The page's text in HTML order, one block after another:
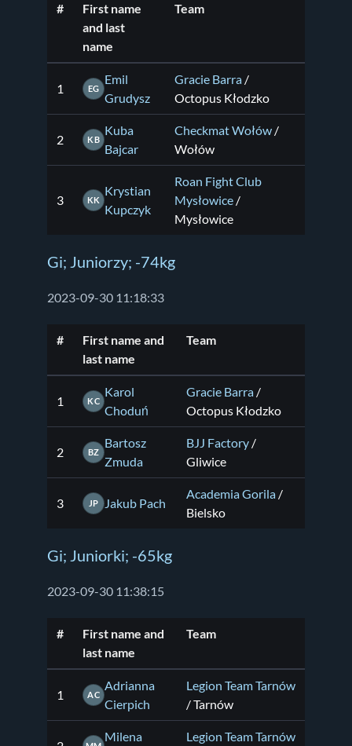
#
First name
and last
name
Team
1 EG
Emil
Grudysz
Gracie Barra /
Octopus Kłodzko
2 KB
Kuba
Bajcar
Checkmat Wołów /
Wołów
3 KK
Krystian
Kupczyk
Roan Fight Club
Mysłowice /
Mysłowice
Gi; Juniorzy; -74kg
2023-09-30 11:18:33
#
First name and
last name
Team
1 KC
Karol
Choduń
Gracie Barra /
Octopus Kłodzko
2 BZ
Bartosz
Zmuda
BJJ Factory /
Gliwice
3 JP Jakub Pach
Academia Gorila /
Bielsko
Gi; Juniorki; -65kg
2023-09-30 11:38:15
#
First name and
last name
Team
1 AC
Adrianna
Cierpich
Legion Team Tarnów
/ Tarnów
Milena Legion Team Tarnów